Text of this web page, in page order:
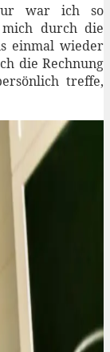
war ich so
durch die
einmal wieder
die Rechnung
treffe,